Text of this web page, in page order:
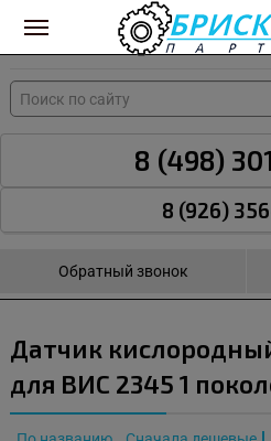
Вход для поставщиков
8 (498)
8 (926)
Обратный звонок
Датчик
для ВИС 2345 1